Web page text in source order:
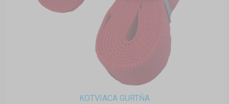
KOTVIACA GURTŇA